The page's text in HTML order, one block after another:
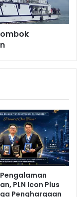
PLN Icon Plus
Penghargaan